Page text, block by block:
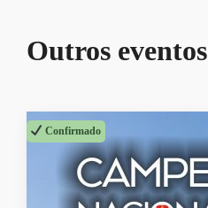
Outros eventos
Confirmado